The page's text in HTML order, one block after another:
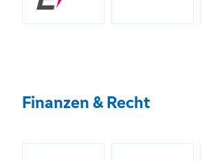
Finanzen & Recht